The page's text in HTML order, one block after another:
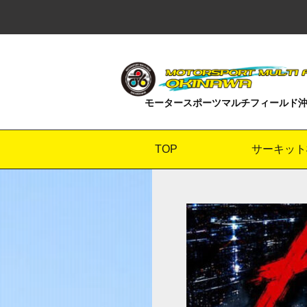
モータースポーツマルチフィールド
TOP サーキッ